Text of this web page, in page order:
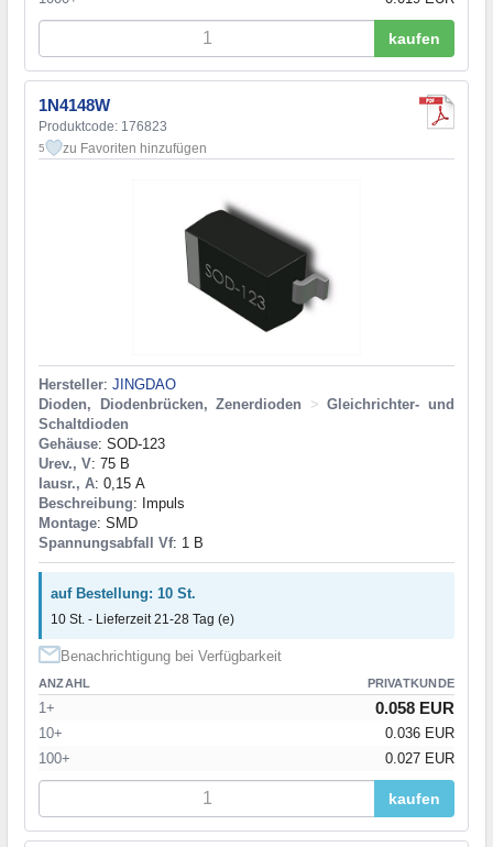
kaufen
1N4148W
Produktcode: 176823
5 zu Favoriten hinzufügen
Hersteller: JINGDAO
Dioden, Diodenbrücken, Zenerdioden
> Gleichrichter- und
Schaltdioden
Gehäuse: SOD-123
Urev., V: 75 В
Iausr., A: 0,15 А
Beschreibung: Impuls
Montage: SMD
Spannungsabfall Vf: 1 В
auf Bestellung: 10 St.
10 St. - Lieferzeit 21-28 Tag (e)
Benachrichtigung bei Verfügbarkeit
ANZAHL PRIVATKUNDE
1+ 0.058 EUR
10+
0.036 EUR
100+
0.027 EUR
kaufen